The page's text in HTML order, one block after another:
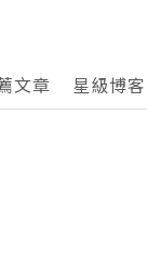
文章 星級博客